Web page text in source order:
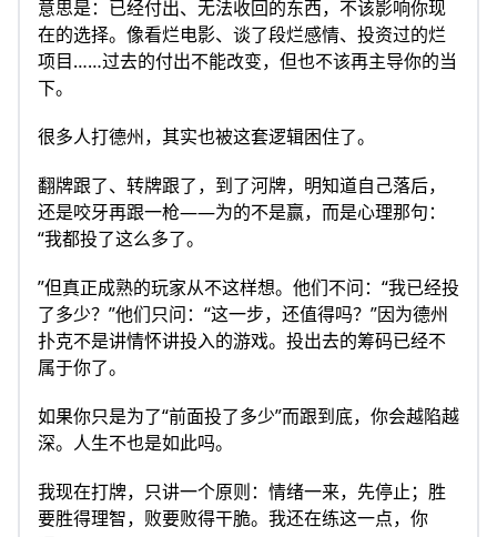
意思是：已经付出、无法收回的东西，不该影响你现
在的选择。像看烂电影、谈了段烂感情、投资过的烂
项目……过去的付出不能改变，但也不该再主导你的当
下。
很多人打德州，其实也被这套逻辑困住了。
翻牌跟了、转牌跟了，到了河牌，明知道自己落后，
还是咬牙再跟一枪——为的不是赢，而是心理那句：
“我都投了这么多了。
”但真正成熟的玩家从不这样想。他们不问：“我已经投
了多少？”他们只问：“这一步，还值得吗？”因为德州
扑克不是讲情怀讲投入的游戏。投出去的筹码已经不
属于你了。
如果你只是为了“前面投了多少”而跟到底，你会越陷越
深。人生不也是如此吗。
我现在打牌，只讲一个原则：情绪一来，先停止；胜
要胜得理智，败要败得干脆。我还在练这一点，你